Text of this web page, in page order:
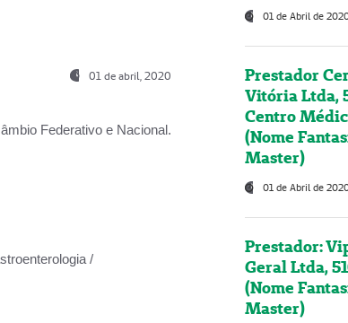
01 de abril, 2020
Federativo e Nacional.
/
01 de Abril de
Prestador
Vitória Ltda,
Centro
(Nome
Master)
01 de Abril de
Prestador:
Geral Ltda,
(Nome
Master)